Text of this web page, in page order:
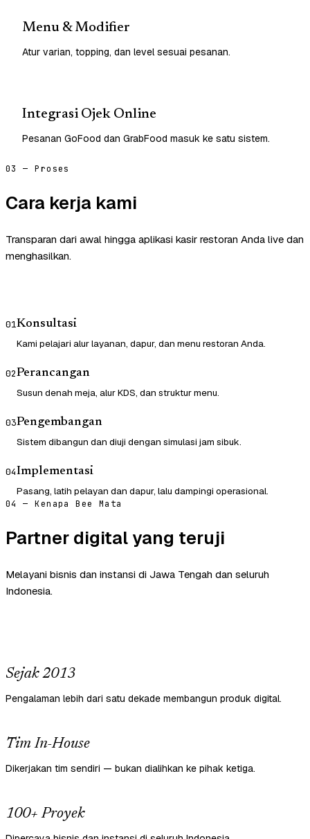
Menu & Modifier
Atur varian, topping, dan level sesuai pesanan.
Integrasi Ojek Online
Pesanan GoFood dan GrabFood masuk ke satu sistem.
03 — Proses
Cara kerja kami
Transparan dari awal hingga aplikasi kasir restoran Anda live dan
menghasilkan.
01Konsultasi
Kami pelajari alur layanan, dapur, dan menu restoran Anda.
02Perancangan
Susun denah meja, alur KDS, dan struktur menu.
03Pengembangan
Sistem dibangun dan diuji dengan simulasi jam sibuk.
04Implementasi
Pasang, latih pelayan dan dapur, lalu dampingi operasional.
04 — Kenapa Bee Mata
Partner digital yang teruji
Melayani bisnis dan instansi di Jawa Tengah dan seluruh
Indonesia.
Sejak 2013
Pengalaman lebih dari satu dekade membangun produk digital.
Tim In-House
Dikerjakan tim sendiri — bukan dialihkan ke pihak ketiga.
100+ Proyek